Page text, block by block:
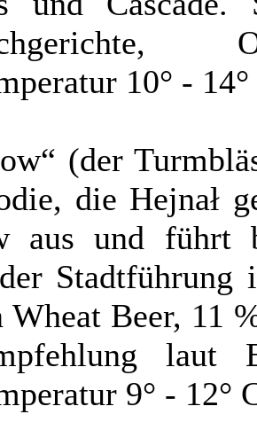
10° -
(der
die Hejnał
aus und führt
Wheat Beer, 11
9° - 12°